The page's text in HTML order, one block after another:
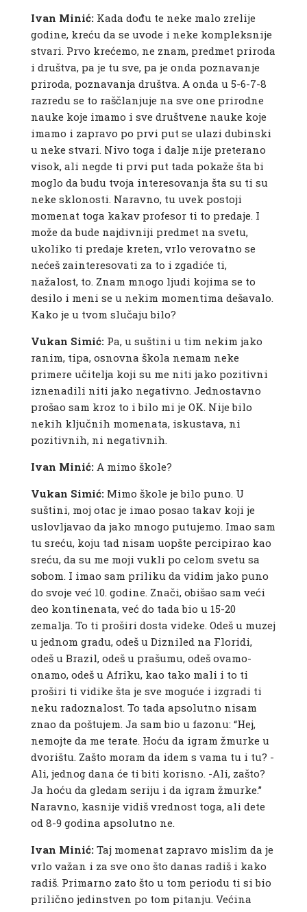
Ivan Minić:Kada dođu te neke malo zrelije
godine, kreću da se uvode i neke kompleksnije
stvari. Prvo krećemo, ne znam, predmet priroda
i društva, pa je tu sve, pa je onda poznavanje
priroda, poznavanja društva. A onda u 5-6-7-8
razredu se to raščlanjuje na sve one prirodne
nauke koje imamo i sve društvene nauke koje
imamo i zapravo po prvi put se ulazi dubinski
u neke stvari. Nivo toga i dalje nije preterano
visok, ali negde ti prvi put tada pokaže šta bi
moglo da budu tvoja interesovanja šta su ti su
neke sklonosti. Naravno, tu uvek postoji
momenat toga kakav profesor ti to predaje. I
može da bude najdivniji predmet na svetu,
ukoliko ti predaje kreten, vrlo verovatno se
nećeš zainteresovati za to i zgadiće ti,
nažalost, to. Znam mnogo ljudi kojima se to
desilo i meni se u nekim momentima dešavalo.
Kako je u tvom slučaju bilo?
Vukan Simić:Pa, u suštini u tim nekim jako
ranim, tipa, osnovna škola nemam neke
primere učitelja koji su me niti jako pozitivni
iznenadili niti jako negativno. Jednostavno
prošao sam kroz to i bilo mi je OK. Nije bilo
nekih ključnih momenata, iskustava, ni
pozitivnih, ni negativnih.
Ivan Minić:A mimo škole?
Vukan Simić:Mimo škole je bilo puno. U
suštini, moj otac je imao posao takav koji je
uslovljavao da jako mnogo putujemo. Imao sam
tu sreću, koju tad nisam uopšte percipirao kao
sreću, da su me moji vukli po celom svetu sa
sobom. I imao sam priliku da vidim jako puno
do svoje već 10. godine. Znači, obišao sam veći
deo kontinenata, već do tada bio u 15-20
zemalja. To ti proširi dosta videke. Odeš u muzej
u jednom gradu, odeš u Dizniled na Floridi,
odeš u Brazil, odeš u prašumu, odeš ovamo-
onamo, odeš u Afriku, kao tako mali i to ti
proširi ti vidike šta je sve moguće i izgradi ti
neku radoznalost. To tada apsolutno nisam
znao da poštujem. Ja sam bio u fazonu: “Hej,
nemojte da me terate. Hoću da igram žmurke u
dvorištu. Zašto moram da idem s vama tu i tu? -
Ali, jednog dana će ti biti korisno. -Ali, zašto?
Ja hoću da gledam seriju i da igram žmurke.”
Naravno, kasnije vidiš vrednost toga, ali dete
od 8-9 godina apsolutno ne.
Ivan Minić:Taj momenat zapravo mislim da je
vrlo važan i za sve ono što danas radiš i kako
radiš. Primarno zato što u tom periodu ti si bio
prilično jedinstven po tom pitanju. Većina